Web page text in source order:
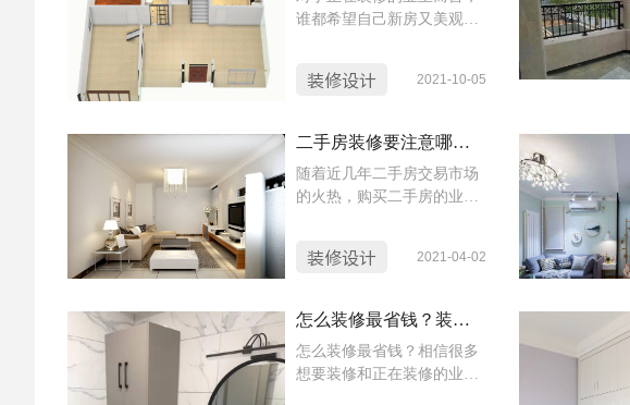
谁都希望自己新房又美观又
很难办到的，今天就让小蜜
装修最值得注意的四个点 。
装修设计 2021-10-05
二手房装修要注意哪些细节？二手房装修攻略
随着近几年二手房交易市场
的火热，购买二手房的业主
了，那么买到二手房的首要
那么二手房装修需要注意什
么呢？今天就让小蜜蜂给大
家介绍一下二手装修都有什
么细节。
装修设计 2021-04-02
怎么装修最省钱？装修过程中你看不到的隐性消费知多少
怎么装修最省钱？相信很多
想要装修和正在装修的业主